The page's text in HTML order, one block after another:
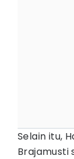
Selain itu,
Brajamusti